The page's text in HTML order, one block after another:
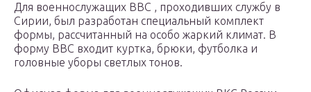
Для военнослужащих ВВС , проходивших службу в
Сирии, был разработан специальный комплект
формы, рассчитанный на особо жаркий климат. В
форму ВВС входит куртка, брюки, футболка и
головные уборы светлых тонов.